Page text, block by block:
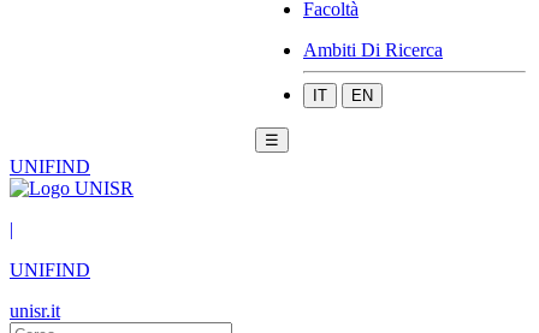
Facoltà
Ambiti Di Ricerca
IT EN
☰
UNIFIND
|
UNIFIND
unisr.it